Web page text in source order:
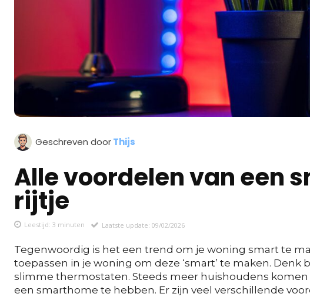
Geschreven doorThijs
Alle voordelen van een
rijtje
Leestijd: 3 minuten Laatste update: 09/02/2026
Tegenwoordig is het een trend om je woning smart te
toepassen in je woning om deze ‘smart’ te maken.
slimme thermostaten. Steeds meer huishoudens
een smarthome te hebben. Er zijn veel verschillende